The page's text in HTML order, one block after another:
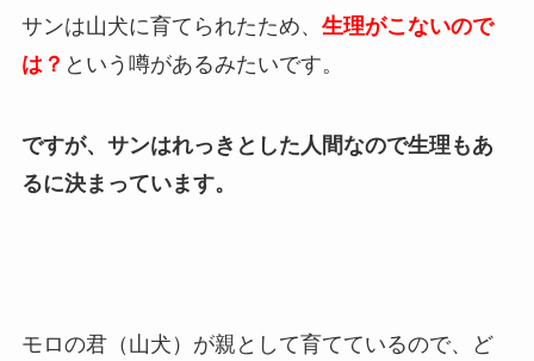
サンは山犬に育てられたため、 生理がこないので
は？ という噂があるみたいです。
ですが、サンはれっきとした人間なので生理もあ
るに決まっています。
モロの君（山犬）が親として育てているので、ど